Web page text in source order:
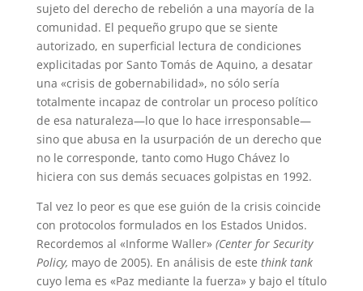
sujeto del derecho de rebelión a una mayoría de la
comunidad. El pequeño grupo que se siente
autorizado, en superficial lectura de condiciones
explicitadas por Santo Tomás de Aquino, a desatar
una «crisis de gobernabilidad», no sólo sería
totalmente incapaz de controlar un proceso político
de esa naturaleza—lo que lo hace irresponsable—
sino que abusa en la usurpación de un derecho que
no le corresponde, tanto como Hugo Chávez lo
hiciera con sus demás secuaces golpistas en 1992.
Tal vez lo peor es que ese guión de la crisis coincide
con protocolos formulados en los Estados Unidos.
Recordemos al «Informe Waller» (Center for Security
Policy, mayo de 2005). En análisis de este think tank
cuyo lema es «Paz mediante la fuerza» y bajo el título